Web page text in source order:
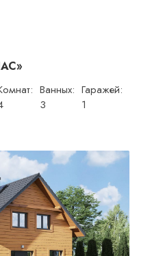
Ванных:
3
Гаражей:
1